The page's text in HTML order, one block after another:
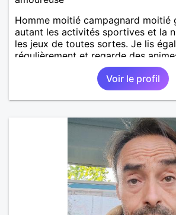
Homme moitié campagnard moitié
autant les activités sportives et la
les jeux de toutes sortes. Je lis
régulièrement et regarde des
travaille en grande distrib et l'après
illustrateur freelance (en tentative
Voir le profil